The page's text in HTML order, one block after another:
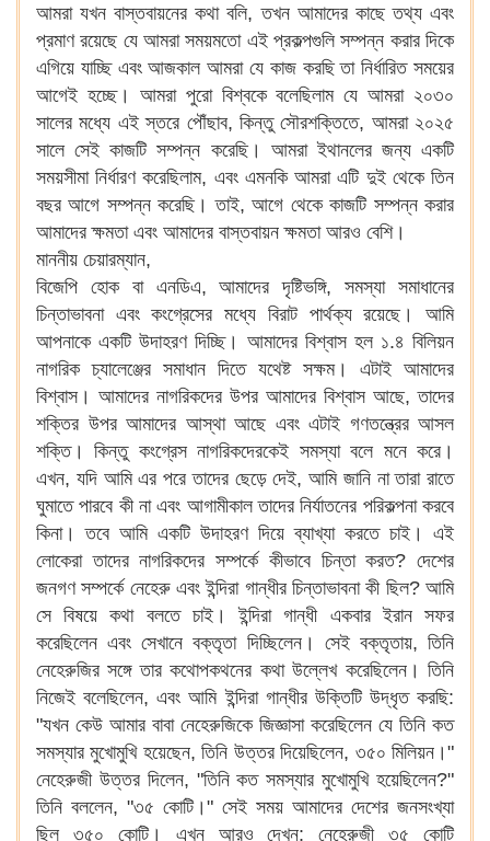
আমরা যখন বাস্তবায়নের কথা বলি, তখন আমাদের কাছে তথ্য এবং
প্রমাণ রয়েছে যে আমরা সময়মতো এই প্রকল্পগুলি সম্পন্ন করার দিকে
এগিয়ে যাচ্ছি এবং আজকাল আমরা যে কাজ করছি তা নির্ধারিত সময়ের
আগেই হচ্ছে। আমরা পুরো বিশ্বকে বলেছিলাম যে আমরা ২০৩০
সালের মধ্যে এই স্তরে পৌঁছাব, কিন্তু সৌরশক্তিতে, আমরা ২০২৫
সালে সেই কাজটি সম্পন্ন করেছি। আমরা ইথানলের জন্য একটি
সময়সীমা নির্ধারণ করেছিলাম, এবং এমনকি আমরা এটি দুই থেকে তিন
বছর আগে সম্পন্ন করেছি। তাই, আগে থেকে কাজটি সম্পন্ন করার
আমাদের ক্ষমতা এবং আমাদের বাস্তবায়ন ক্ষমতা আরও বেশি।
মাননীয় চেয়ারম্যান,
বিজেপি হোক বা এনডিএ, আমাদের দৃষ্টিভঙ্গি, সমস্যা সমাধানের
চিন্তাভাবনা এবং কংগ্রেসের মধ্যে বিরাট পার্থক্য রয়েছে। আমি
আপনাকে একটি উদাহরণ দিচ্ছি। আমাদের বিশ্বাস হল ১.৪ বিলিয়ন
নাগরিক চ্যালেঞ্জের সমাধান দিতে যথেষ্ট সক্ষম। এটাই আমাদের
বিশ্বাস। আমাদের নাগরিকদের উপর আমাদের বিশ্বাস আছে, তাদের
শক্তির উপর আমাদের আস্থা আছে এবং এটাই গণতন্ত্রের আসল
শক্তি। কিন্তু কংগ্রেস নাগরিকদেরকেই সমস্যা বলে মনে করে।
এখন, যদি আমি এর পরে তাদের ছেড়ে দেই, আমি জানি না তারা রাতে
ঘুমাতে পারবে কী না এবং আগামীকাল তাদের নির্যাতনের পরিকল্পনা করবে
কিনা। তবে আমি একটি উদাহরণ দিয়ে ব্যাখ্যা করতে চাই। এই
লোকেরা তাদের নাগরিকদের সম্পর্কে কীভাবে চিন্তা করত? দেশের
জনগণ সম্পর্কে নেহেরু এবং ইন্দিরা গান্ধীর চিন্তাভাবনা কী ছিল? আমি
সে বিষয়ে কথা বলতে চাই। ইন্দিরা গান্ধী একবার ইরান সফর
করেছিলেন এবং সেখানে বক্তৃতা দিচ্ছিলেন। সেই বক্তৃতায়, তিনি
নেহেরুজির সঙ্গে তার কথোপকথনের কথা উল্লেখ করেছিলেন। তিনি
নিজেই বলেছিলেন, এবং আমি ইন্দিরা গান্ধীর উক্তিটি উদ্ধৃত করছি:
"যখন কেউ আমার বাবা নেহেরুজিকে জিজ্ঞাসা করেছিলেন যে তিনি কত
সমস্যার মুখোমুখি হয়েছেন, তিনি উত্তর দিয়েছিলেন, ৩৫০ মিলিয়ন।"
নেহেরুজী উত্তর দিলেন, "তিনি কত সমস্যার মুখোমুখি হয়েছিলেন?"
তিনি বললেন, "৩৫ কোটি।" সেই সময় আমাদের দেশের জনসংখ্যা
ছিল ৩৫০ কোটি। এখন আরও দেখুন: নেহেরুজী ৩৫ কোটি